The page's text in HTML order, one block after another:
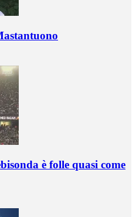
è folle quasi come